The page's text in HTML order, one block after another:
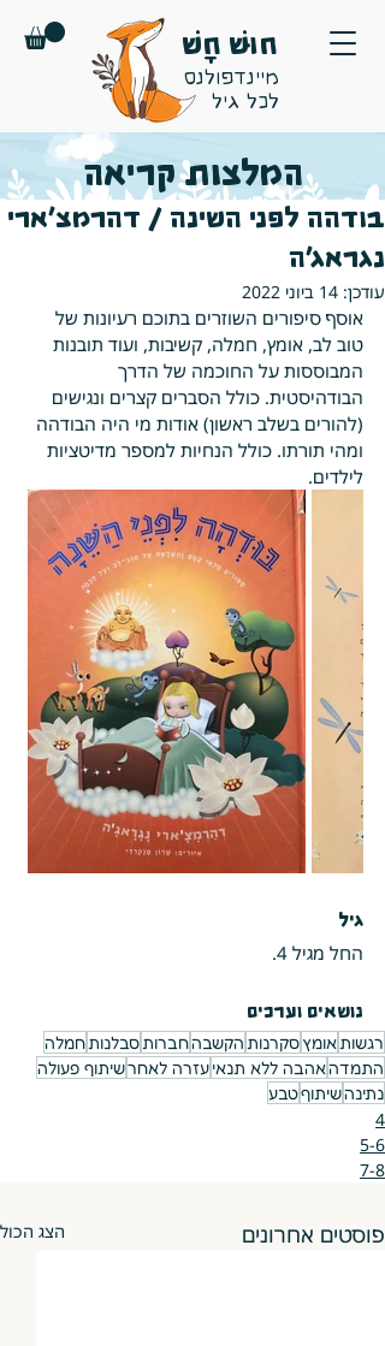
חוּשׁ חָשׁ
מיינדפולנס
לכל גיל
המלצות קריאה
בודהה לפני השינה / דהרמצ'ארי
נגראג'ה
עודכן: 14 ביוני 2022
אוסף סיפורים השוזרים בתוכם רעיונות של
טוב לב, אומץ, חמלה, קשיבות, ועוד תובנות
המבוססות על החוכמה של הדרך
הבודהיסטית. כולל הסברים קצרים ונגישים
(להורים בשלב ראשון) אודות מי היה הבודהה
ומהי תורתו. כולל הנחיות למספר מדיטציות
לילדים.
גיל
החל מגיל 4.
נושאים וערכים
רגשותאומץסקרנות הקשבהחברותסבלנותחמלה
התמדהאהבה ללא תנאיעזרה לאחרשיתוף פעולה
נתינהשיתוףטבע
4
5-6
7-8
פוסטים אחרונים הצג הכול